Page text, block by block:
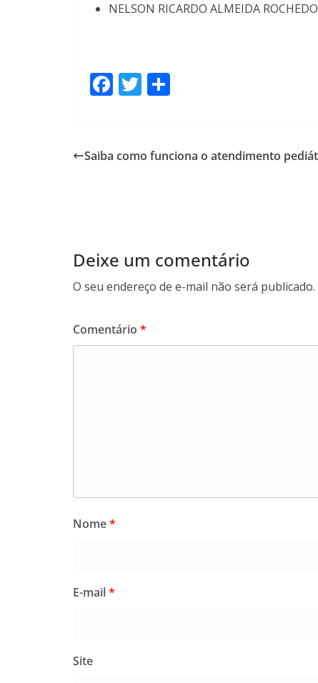
NELSON RICARDO ALMEIDA ROCHEDO
F
b
T
er e
Saiba como funciona o atendimento
Deixe um comentário
O seu endereço de e-mail não será publicado.
Comentário *
Nome*
E-mail*
Site